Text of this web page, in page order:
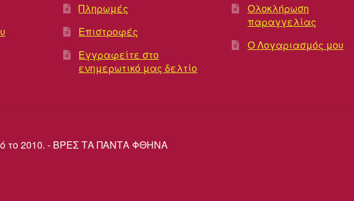
Πληρωμές
Επιστροφές
Εγγραφείτε στο
ενημερωτικό μας δελτίο
Ολοκλήρωση
παραγγελίας
Ο Λογαριασμός μου
το 2010. - ΒΡΕΣ ΤΑ ΠΑΝΤΑ ΦΘΗΝΑ